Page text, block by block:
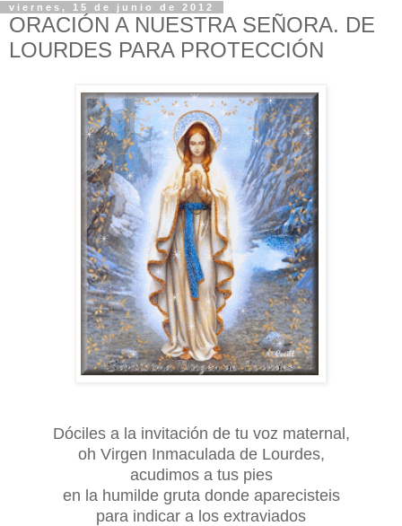
viernes, 15 de junio de 2012
ORACIÓN A NUESTRA SEÑORA. DE
LOURDES PARA PROTECCIÓN
Dóciles a la invitación de tu voz maternal,
oh Virgen Inmaculada de Lourdes,
acudimos a tus pies
en la humilde gruta donde aparecisteis
para indicar a los extraviados